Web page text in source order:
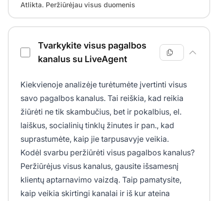
Atlikta. Peržiūrėjau visus duomenis
Tvarkykite visus pagalbos
kanalus su LiveAgent
Kiekvienoje analizėje turėtumėte įvertinti visus
savo pagalbos kanalus. Tai reiškia, kad reikia
žiūrėti ne tik skambučius, bet ir pokalbius, el.
laiškus, socialinių tinklų žinutes ir pan., kad
suprastumėte, kaip jie tarpusavyje veikia.
Kodėl svarbu peržiūrėti visus pagalbos kanalus?
Peržiūrėjus visus kanalus, gausite išsamesnį
klientų aptarnavimo vaizdą. Taip pamatysite,
kaip veikia skirtingi kanalai ir iš kur ateina